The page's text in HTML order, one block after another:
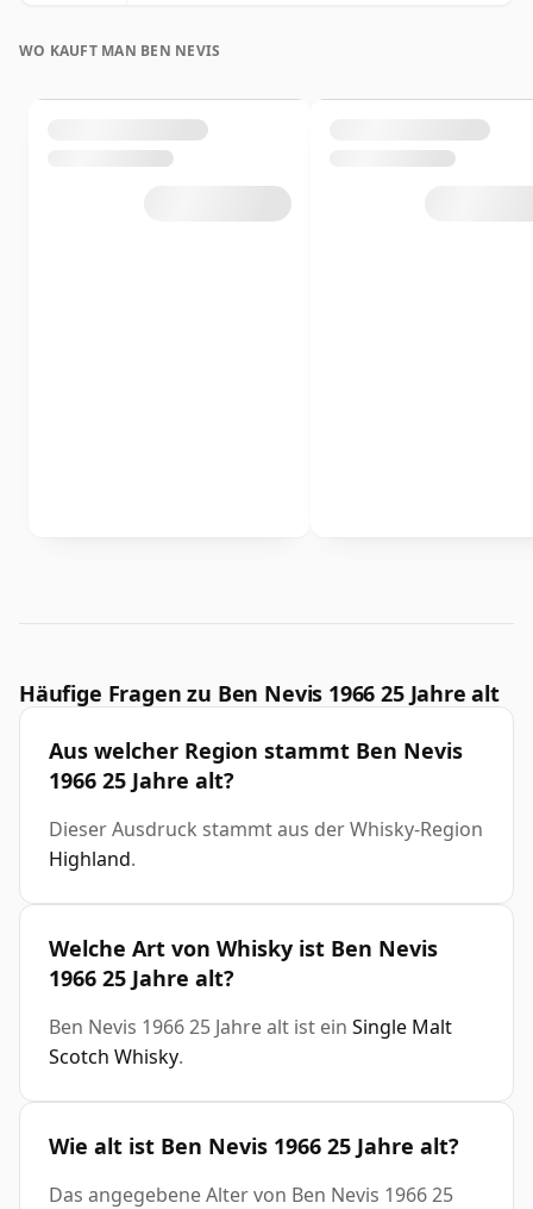
WO KAUFT MAN BEN NEVIS
Häufige Fragen zu Ben Nevis 1966 25 Jahre alt
Aus welcher Region stammt Ben Nevis
1966 25 Jahre alt?
Dieser Ausdruck stammt aus der Whisky-Region
Highland.
Welche Art von Whisky ist Ben Nevis
1966 25 Jahre alt?
Ben Nevis 1966 25 Jahre alt ist ein Single Malt
Scotch Whisky.
Wie alt ist Ben Nevis 1966 25 Jahre alt?
Das angegebene Alter von Ben Nevis 1966 25